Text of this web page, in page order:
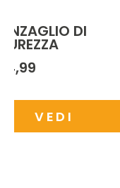
DI
VEDI